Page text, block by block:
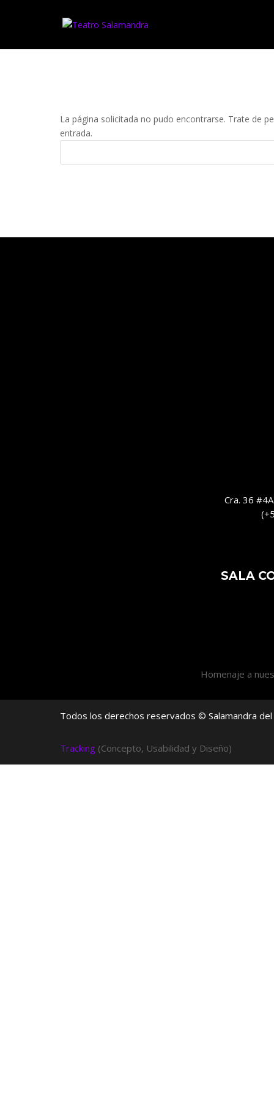
La página solicitada no pudo encontrarse. Trate de
entrada.
Cra. 36
SALA
Homenaje a
Todos los derechos reservados © Salamandra
Tracking (Concepto, Usabilidad y Diseño)